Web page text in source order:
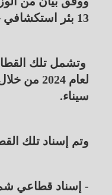
13 بئر استكشافي جديد كحد أدنى خلال فترات البحث.
سيناء.
وتم إسناد تلك
- إسناد قطاعي